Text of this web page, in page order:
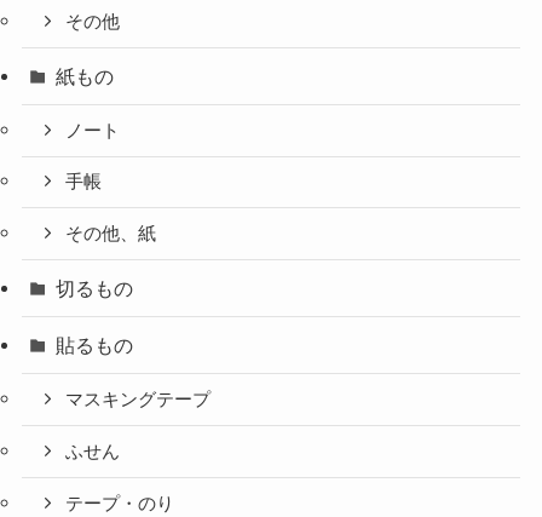
その他
紙もの
ノート
手帳
その他、紙
切るもの
貼るもの
マスキングテープ
ふせん
テープ・のり